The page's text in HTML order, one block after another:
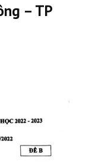
– TP